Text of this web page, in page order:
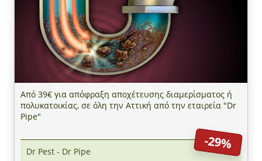
Από 39€ για απόφραξη αποχέτευσης διαμερίσματος ή
πολυκατοικίας, σε όλη την Αττική από την εταιρεία "Dr
Pipe"
-29%
Dr Pest - Dr Pipe